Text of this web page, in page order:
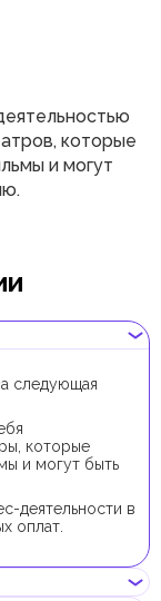
которые
и могут
следующая
которые
и могут быть
деятельности в
оплат.